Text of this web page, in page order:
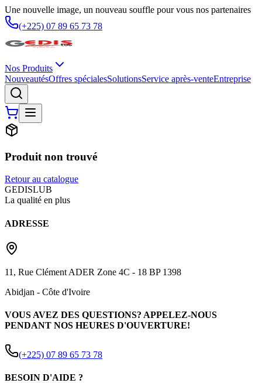
Une nouvelle image, un nouveau souffle pour vous nos partenaires
(+225) 07 89 65 73 78
Nos Produits
NouveautésOffres spécialesSolutionsService après-venteEntreprise
Produit non trouvé
Retour au catalogue
GEDISLUB
La qualité en plus
ADRESSE
11, Rue Clément ADER Zone 4C - 18 BP 1398
Abidjan - Côte d'Ivoire
VOUS AVEZ DES QUESTIONS? APPELEZ-NOUS
PENDANT NOS HEURES D'OUVERTURE!
(+225) 07 89 65 73 78
BESOIN D'AIDE ?